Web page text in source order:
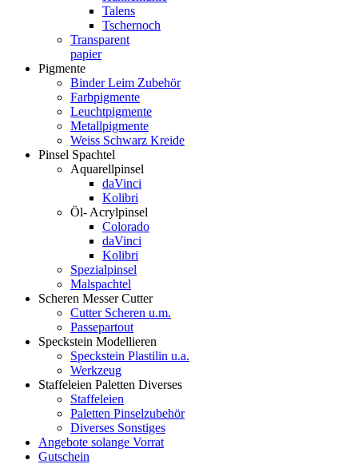
Talens
Tschernoch
Transparent
papier
Pigmente
Binder Leim Zubehör
Farbpigmente
Leuchtpigmente
Metallpigmente
Weiss Schwarz Kreide
Pinsel Spachtel
Aquarellpinsel
daVinci
Kolibri
Öl- Acrylpinsel
Colorado
daVinci
Kolibri
Spezialpinsel
Malspachtel
Scheren Messer Cutter
Cutter Scheren u.m.
Passepartout
Speckstein Modellieren
Speckstein Plastilin u.a.
Werkzeug
Staffeleien Paletten Diverses
Staffeleien
Paletten Pinselzubehör
Diverses Sonstiges
Angebote solange Vorrat
Gutschein